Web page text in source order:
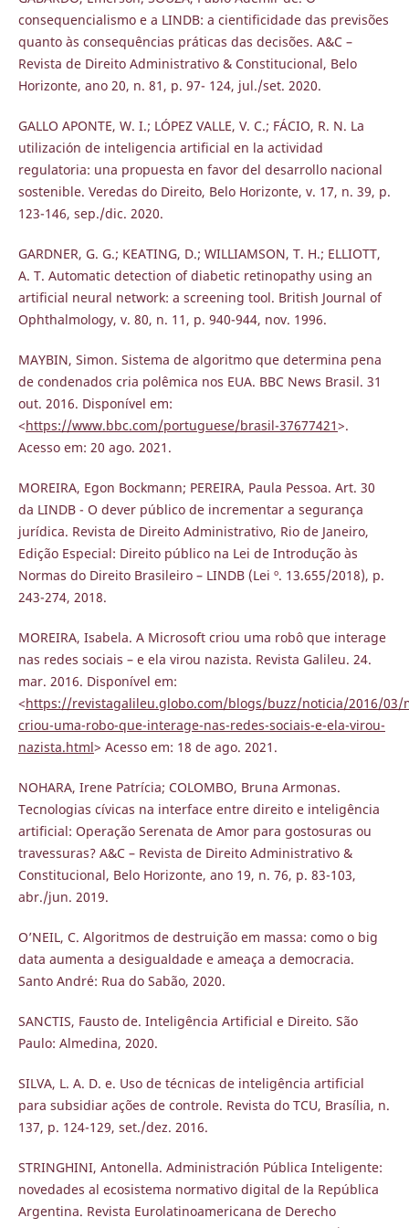
consequencialismo e a LINDB: a cientificidade das previsões
quanto às consequências práticas das decisões. A&C –
Revista de Direito Administrativo & Constitucional, Belo
Horizonte, ano 20, n. 81, p. 97- 124, jul./set. 2020.
GALLO APONTE, W. I.; LÓPEZ VALLE, V. C.; FÁCIO, R. N. La
utilización de inteligencia artificial en la actividad
regulatoria: una propuesta en favor del desarrollo nacional
sostenible. Veredas do Direito, Belo Horizonte, v. 17, n. 39, p.
123-146, sep./dic. 2020.
GARDNER, G. G.; KEATING, D.; WILLIAMSON, T. H.; ELLIOTT,
A. T. Automatic detection of diabetic retinopathy using an
artificial neural network: a screening tool. British Journal of
Ophthalmology, v. 80, n. 11, p. 940-944, nov. 1996.
MAYBIN, Simon. Sistema de algoritmo que determina pena
de condenados cria polêmica nos EUA. BBC News Brasil. 31
out. 2016. Disponível em:
<https://www.bbc.com/portuguese/brasil-37677421>.
Acesso em: 20 ago. 2021.
MOREIRA, Egon Bockmann; PEREIRA, Paula Pessoa. Art. 30
da LINDB - O dever público de incrementar a segurança
jurídica. Revista de Direito Administrativo, Rio de Janeiro,
Edição Especial: Direito público na Lei de Introdução às
Normas do Direito Brasileiro – LINDB (Lei º. 13.655/2018), p.
243-274, 2018.
MOREIRA, Isabela. A Microsoft criou uma robô que interage
nas redes sociais – e ela virou nazista. Revista Galileu. 24.
mar. 2016. Disponível em:
<https://revistagalileu.globo.com/blogs/buzz/noticia/2016/03/
criou-uma-robo-que-interage-nas-redes-sociais-e-ela-virou-
nazista.html> Acesso em: 18 de ago. 2021.
NOHARA, Irene Patrícia; COLOMBO, Bruna Armonas.
Tecnologias cívicas na interface entre direito e inteligência
artificial: Operação Serenata de Amor para gostosuras ou
travessuras? A&C – Revista de Direito Administrativo &
Constitucional, Belo Horizonte, ano 19, n. 76, p. 83-103,
abr./jun. 2019.
O’NEIL, C. Algoritmos de destruição em massa: como o big
data aumenta a desigualdade e ameaça a democracia.
Santo André: Rua do Sabão, 2020.
SANCTIS, Fausto de. Inteligência Artificial e Direito. São
Paulo: Almedina, 2020.
SILVA, L. A. D. e. Uso de técnicas de inteligência artificial
para subsidiar ações de controle. Revista do TCU, Brasília, n.
137, p. 124-129, set./dez. 2016.
STRINGHINI, Antonella. Administración Pública Inteligente:
novedades al ecosistema normativo digital de la República
Argentina. Revista Eurolatinoamericana de Derecho